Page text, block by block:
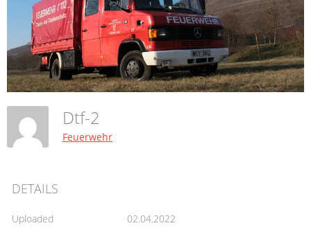
Dtf-2
Feuerwehr
DETAILS
Uploaded 02.04.2022